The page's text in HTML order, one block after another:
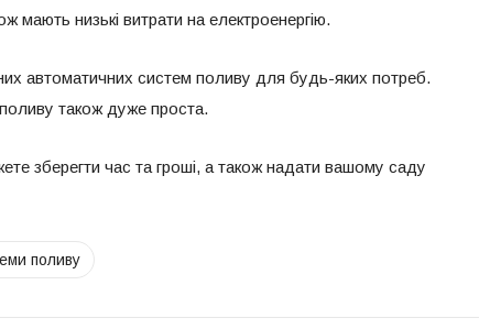
мають низькі витрати на електроенергію.
автоматичних систем поливу для будь-яких потреб.
також дуже проста.
зберегти час та гроші, а також надати вашому саду
поливу